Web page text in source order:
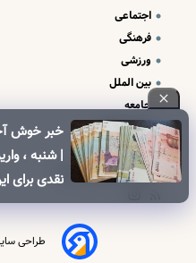
خبر خوش
کالابرگ
اجتماعی
فرهنگی
ورزشی
بین الملل
جامعه
علم و فناوری
درباره ما
تبلیغات و تماس با ما
طراحی